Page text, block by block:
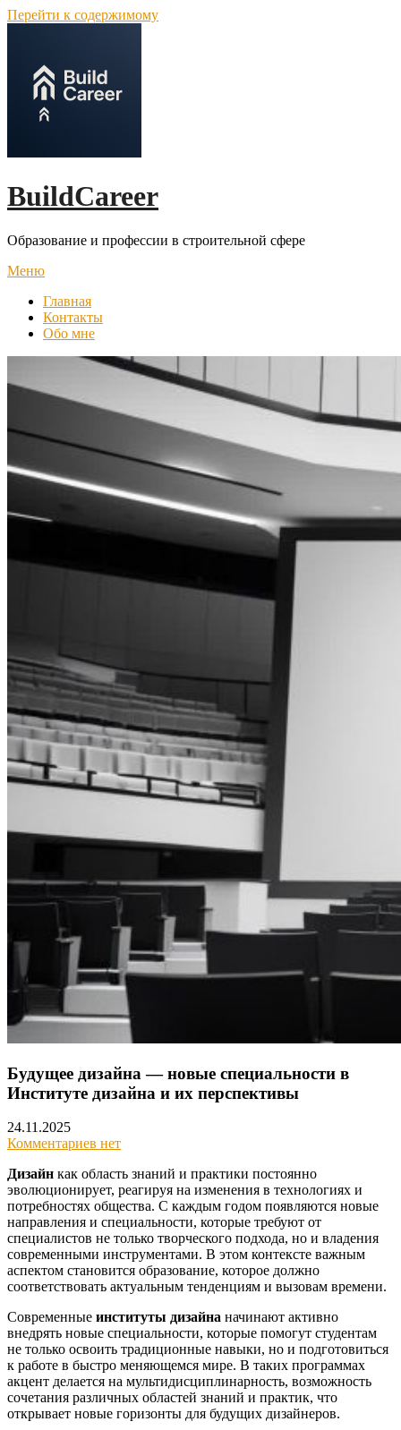
Перейти к содержимому
BuildCareer
Образование и профессии в строительной сфере
Меню
Главная
Контакты
Обо мне
Будущее дизайна — новые специальности в
Институте дизайна и их перспективы
24.11.2025
Комментариев нет
Дизайн как область знаний и практики постоянно
эволюционирует, реагируя на изменения в технологиях и
потребностях общества. С каждым годом появляются новые
направления и специальности, которые требуют от
специалистов не только творческого подхода, но и владения
современными инструментами. В этом контексте важным
аспектом становится образование, которое должно
соответствовать актуальным тенденциям и вызовам времени.
Современные институты дизайна начинают активно
внедрять новые специальности, которые помогут студентам
не только освоить традиционные навыки, но и подготовиться
к работе в быстро меняющемся мире. В таких программах
акцент делается на мультидисциплинарность, возможность
сочетания различных областей знаний и практик, что
открывает новые горизонты для будущих дизайнеров.